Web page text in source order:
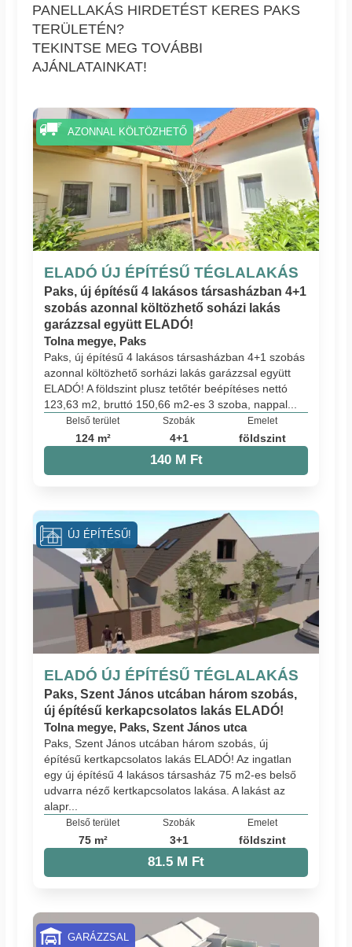
PANELLAKÁS HIRDETÉST KERES PAKS
TERÜLETÉN?
TEKINTSE MEG TOVÁBBI
AJÁNLATAINKAT!
ELADÓ ÚJ ÉPÍTÉSŰ TÉGLALAKÁS
Paks, új építésű 4 lakásos társasházban 4+1
szobás azonnal költözhető soházi lakás
garázzsal együtt ELADÓ!
Tolna megye, Paks
Paks, új építésű 4 lakásos társasházban 4+1 szobás
azonnal költözhető sorházi lakás garázzsal együtt
ELADÓ! A földszint plusz tetőtér beépítéses nettó
123,63 m2, bruttó 150,66 m2-es 3 szoba, nappal...
Belső terület
124 m²
Szobák
4+1
Emelet
földszint
140 M Ft
AZONNAL KÖLTÖZHETŐ
ELADÓ ÚJ ÉPÍTÉSŰ TÉGLALAKÁS
Paks, Szent János utcában három szobás,
új építésű kerkapcsolatos lakás ELADÓ!
Tolna megye, Paks, Szent János utca
Paks, Szent János utcában három szobás, új
építésű kertkapcsolatos lakás ELADÓ! Az ingatlan
egy új építésű 4 lakásos társasház 75 m2-es belső
udvarra néző kertkapcsolatos lakása. A lakást az
alapr...
Belső terület
75 m²
Szobák
3+1
Emelet
földszint
81.5 M Ft
ÚJ ÉPÍTÉSŰ!
GARÁZZSAL